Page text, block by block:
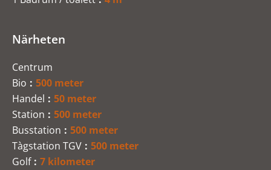
Närheten
Centrum
Bio
500 meter
Handel
50 meter
Station
500 meter
Busstation
500 meter
Tàgstation TGV
500 meter
Golf
7 kilometer